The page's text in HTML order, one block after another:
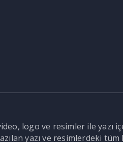
logo ve resimler ile yazı
yazı ve resimlerdeki